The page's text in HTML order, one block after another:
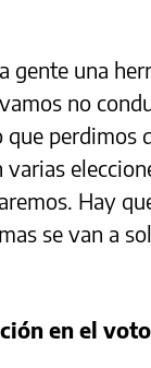
gente una
no
perdimos
Hay
se van a
en el